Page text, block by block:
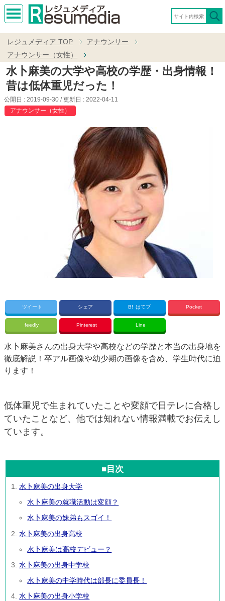
MEN
レジュメディア TOP
アナウンサー
アナウンサー（女性）
水卜麻美の大学や高校の学歴・出身情報！
昔は低体重児だった！
公開日 : 2019-09-30 / 更新日 : 2022-04-11
アナウンサー（女性）
ツイート シェア B! はてブ Pocket
feedly Pinterest Line
水卜麻美さんの出身大学や高校などの学歴と本当の出身地を
徹底解説！卒アル画像や幼少期の画像を含め、学生時代に迫
ります！
低体重児で生まれていたことや変顔で日テレに合格し
ていたことなど、他では知れない情報満載でお伝えし
ています。
■目次
水卜麻美の出身大学
水卜麻美の就職活動は変顔？
水卜麻美の妹弟もスゴイ！
水卜麻美の出身高校
水卜麻美は高校デビュー？
水卜麻美の出身中学校
水卜麻美の中学時代は部長に委員長！
水卜麻美の出身小学校